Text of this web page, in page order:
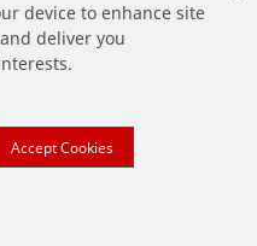
device to enhance site
deliver you
Accept Cookies